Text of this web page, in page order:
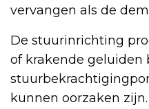
vervangen als de
De stuurinrichting
of krakende geluiden
kunnen oorzaken